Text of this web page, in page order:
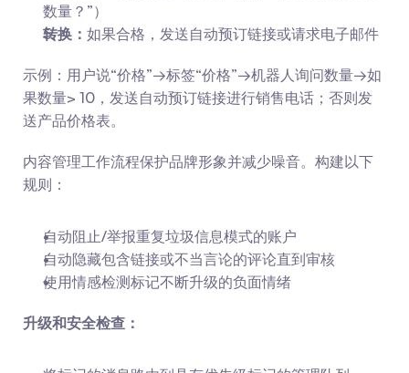
数量？”）
转换： 如果合格，发送自动预订链接或请求电子邮件
示例：用户说“价格”→标签“价格”→机器人询问数量→如
果数量> 10，发送自动预订链接进行销售电话；否则发
送产品价格表。
内容管理工作流程保护品牌形象并减少噪音。构建以下
规则：
自动阻止/举报重复垃圾信息模式的账户
自动隐藏包含链接或不当言论的评论直到审核
使用情感检测标记不断升级的负面情绪
升级和安全检查：